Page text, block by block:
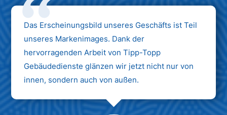
Das Erscheinungsbild unseres Geschäfts ist Teil
unseres Markenimages. Dank der
hervorragenden Arbeit von Tipp-Topp
Gebäudedienste glänzen wir jetzt nicht nur von
innen, sondern auch von außen.